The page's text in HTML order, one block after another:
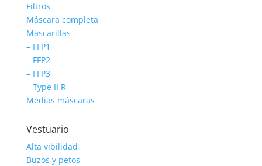
Filtros
Máscara completa
Mascarillas
– FFP1
– FFP2
– FFP3
– Type II R
Medias máscaras
Vestuario
Alta vibilidad
Buzos y petos